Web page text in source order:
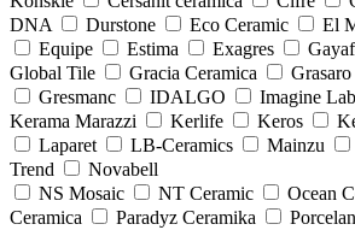
DNA
Durstone Eco Ceramic El
Equipe
Estima Exagres
Global Tile
Gracia Ceramica Grasaro
Gresmanc
IDALGO Imagine
Kerama Marazzi
Kerlife Keros
Laparet
LB-Ceramics Mainzu
Trend
Novabell
NS Mosaic
NT Ceramic Ocean
Ceramica
Paradyz Сeramika